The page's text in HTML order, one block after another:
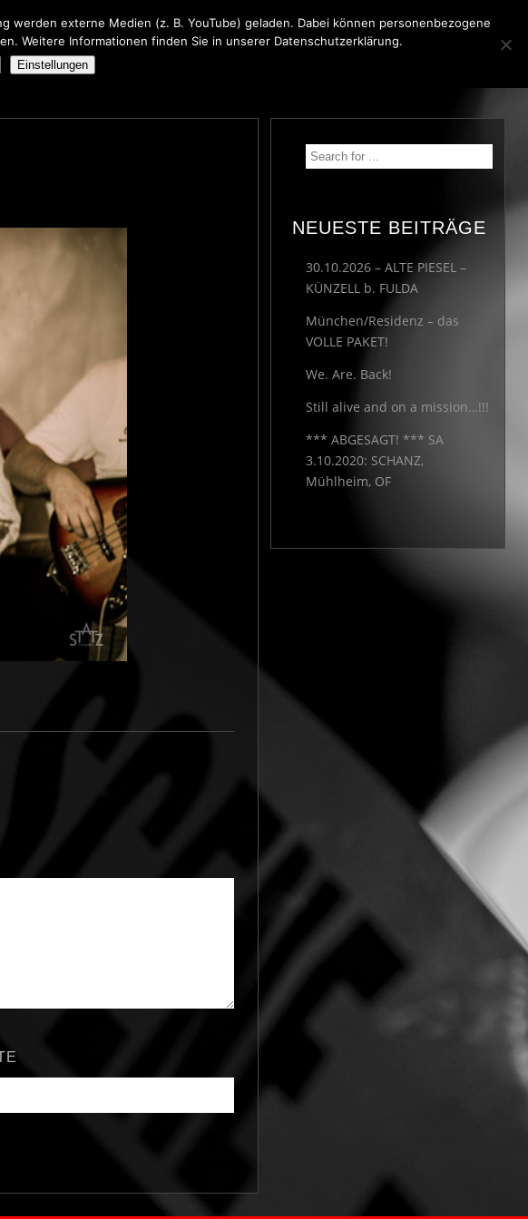
IMPRESSUM
NEUESTE BEITRÄGE
30.10.2026 – ALTE PIESEL –
KÜNZELL b. FULDA
München/Residenz – das
VOLLE PAKET!
We. Are. Back!
Still alive and on a mission…!!!
*** ABGESAGT! *** SA
3.10.2020: SCHANZ,
Mühlheim, OF
externe Medien (z. B. YouTube) geladen. Dabei können personenbezogene
Weitere Informationen finden Sie in unserer Datenschutzerklärung.
Einstellungen